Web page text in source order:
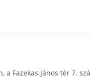
a Fazekas János tér 7.